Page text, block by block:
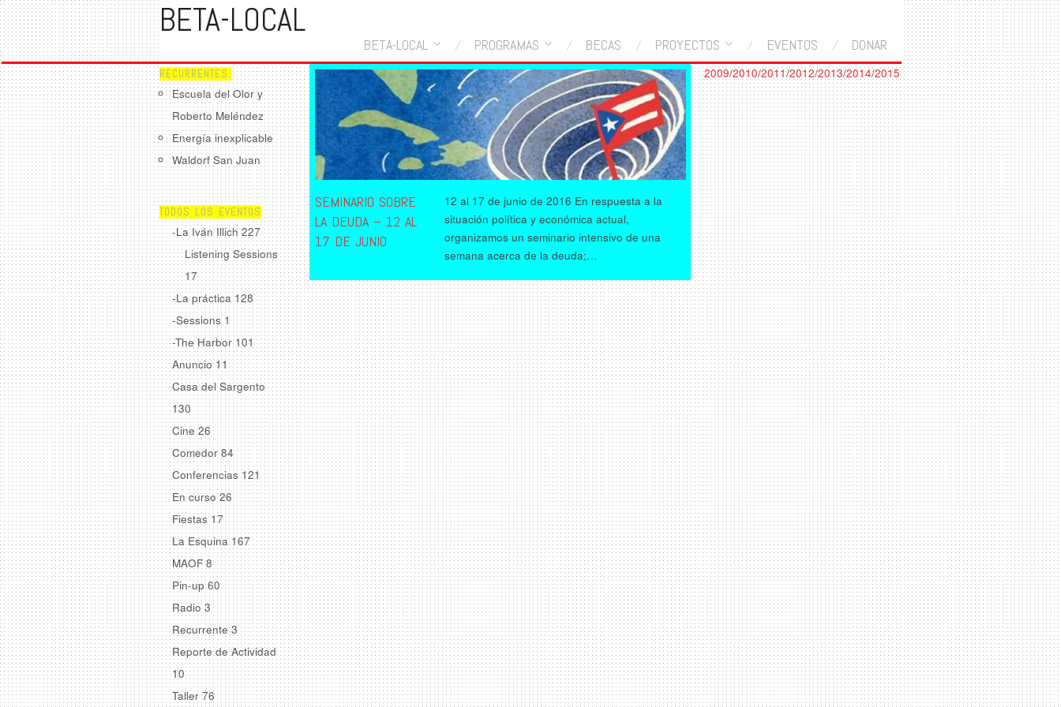
BETA-LOCAL
BETA-LOCAL PROGRAMAS BECAS PROYECTOS EVENTOS DONAR
RECURRENTES:
Escuela del Olor y
Roberto Meléndez
Energía inexplicable
Waldorf San Juan
TODOS LOS EVENTOS
-La Iván Illich227
Listening Sessions
17
-La práctica128
-Sessions 1
-The Harbor101
Anuncio11
Casa del Sargento
130
Cine26
Comedor 84
Conferencias121
En curso26
Fiestas17
La Esquina167
MAOF8
Pin-up60
Radio3
Recurrente3
Reporte de Actividad
10
Taller76
SEMINARIO SOBRE
LA DEUDA – 12 AL
17 DE JUNIO
12 al 17 de junio de 2016 En respuesta a la
situación política y económica actual,
organizamos un seminario intensivo de una
semana acerca de la deuda;…
2009/2010/2011/2012/2013/2014/2015